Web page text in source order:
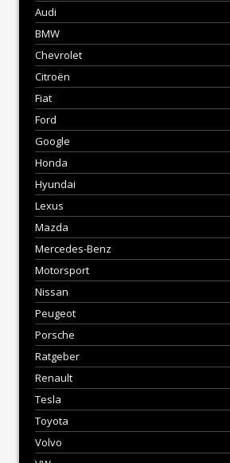
Audi
BMW
Chevrolet
Citroën
Fiat
Ford
Google
Honda
Hyundai
Lexus
Mazda
Mercedes-Benz
Motorsport
Nissan
Peugeot
Porsche
Ratgeber
Renault
Tesla
Toyota
Volvo